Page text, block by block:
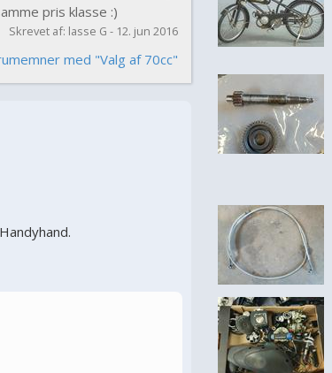
pris klasse :)
Skrevet af: lasse G - 12. jun 2016
med "Valg af 70cc"